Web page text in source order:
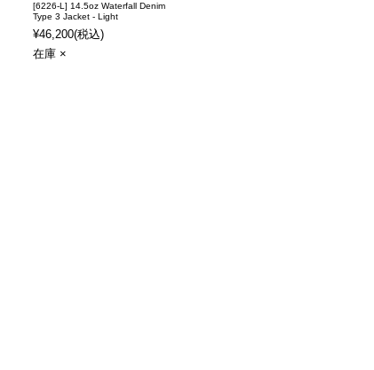
[6226-L] 14.5oz Waterfall Denim
Type 3 Jacket - Light
¥46,200(税込)
在庫 ×